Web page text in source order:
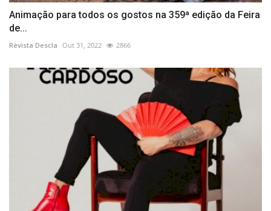
Animação para todos os gostos na 359ª edição da Feira
de...
Revista Descla Out 31, 2022 2866